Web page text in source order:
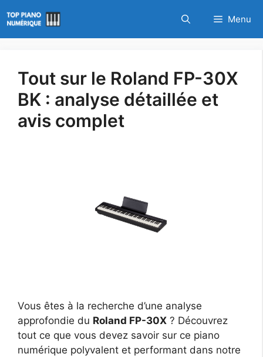
au
contenu
Menu
Tout sur le Roland FP-30X
BK : analyse détaillée et
avis complet
Vous êtes à la recherche d’une analyse
approfondie du Roland FP-30X ? Découvrez
tout ce que vous devez savoir sur ce piano
numérique polyvalent et performant dans notre